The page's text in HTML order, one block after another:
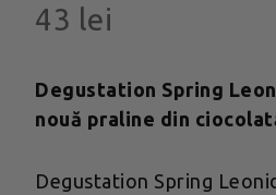
43 lei
Degustation Spring
nouă praline din
Degustation Spring